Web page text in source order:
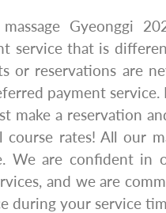
Gyeonggi
service that is
or reservations are
payment
make a reservation
rates! All our
We are confident in
and we are
during your service